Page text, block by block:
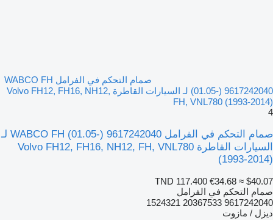
صمام التحكم في الفرامل WABCO FH
(01.05-) 9617242040 لـ السيارات القاطرة Volvo FH12, FH16, NH12,
FH, VNL780 (1993-2014)
4
صمام التحكم في الفرامل WABCO FH (01.05-) 9617242040 لـ
السيارات القاطرة Volvo FH12, FH16, NH12, FH, VNL780
(1993-2014)
TND 117.400 €34.68 ≈ $40.07
صمام التحكم في الفرامل
9617242040 20367533 1524321
ديزل / مازوت